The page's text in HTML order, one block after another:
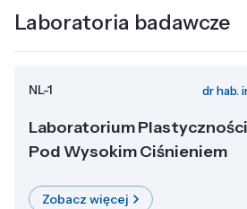
Laboratoria badawcze
NL-1 dr hab.
Laboratorium Plastyczności
Pod Wysokim Ciśnieniem
Zobacz więcej